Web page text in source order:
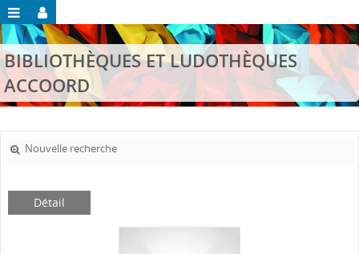
BIBLIOTHÈQUES ET LUDOTHÈQUES
ACCOORD
Nouvelle recherche
Détail